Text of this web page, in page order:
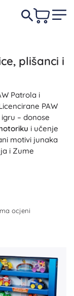
plišanci i
Patrola i
PAW
– donose
i učenje
motivi junaka
i Zume
PAW Patrol
trenirati
i djevojčice
likove, za
igru, a za stariju
Patrol.
ocjeni